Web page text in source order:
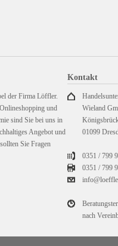
der Firma Löffler.
und
sind Sie bei uns in
Angebot und
Sie Fragen
Kontakt
Wieland
01099
0351 / 799
0351 /799
nach